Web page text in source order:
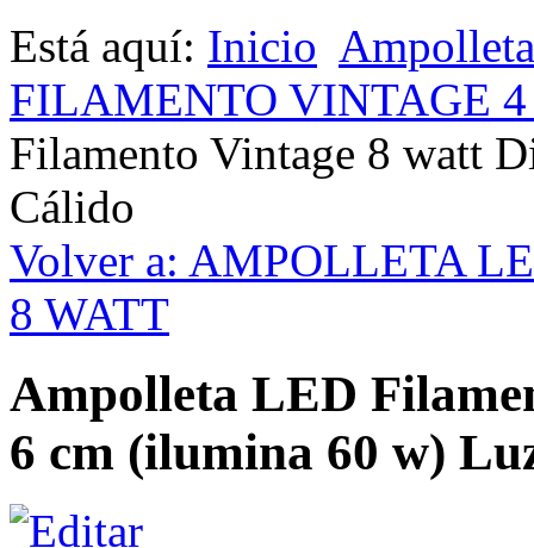
Está aquí: Inicio
FILAMENTO VINTAGE 4
Filamento Vintage 8 watt
Cálido
Volver a: AMPOLLETA
8 WATT
Ampolleta LED
6 cm (ilumina 60 w)